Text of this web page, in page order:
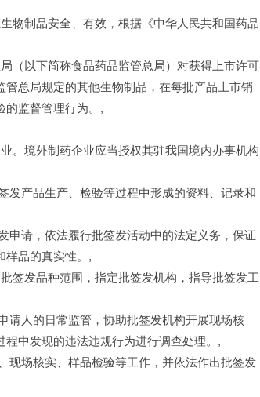
物制品安全、有效，根据《中华人民共和国药品
（以下简称食品药品监管总局）对获得上市许可
总局规定的其他生物制品，在每批产品上市销
的监督管理行为。,
。境外制药企业应当授权其驻我国境内办事机构
发产品生产、检验等过程中形成的资料、记录和
申请，依法履行批签发活动中的法定义务，保证
样品的真实性。,
签发品种范围，指定批签发机构，指导批签发工
请人的日常监管，协助批签发机构开展现场核
中发现的违法违规行为进行调查处理。,
现场核实、样品检验等工作，并依法作出批签发